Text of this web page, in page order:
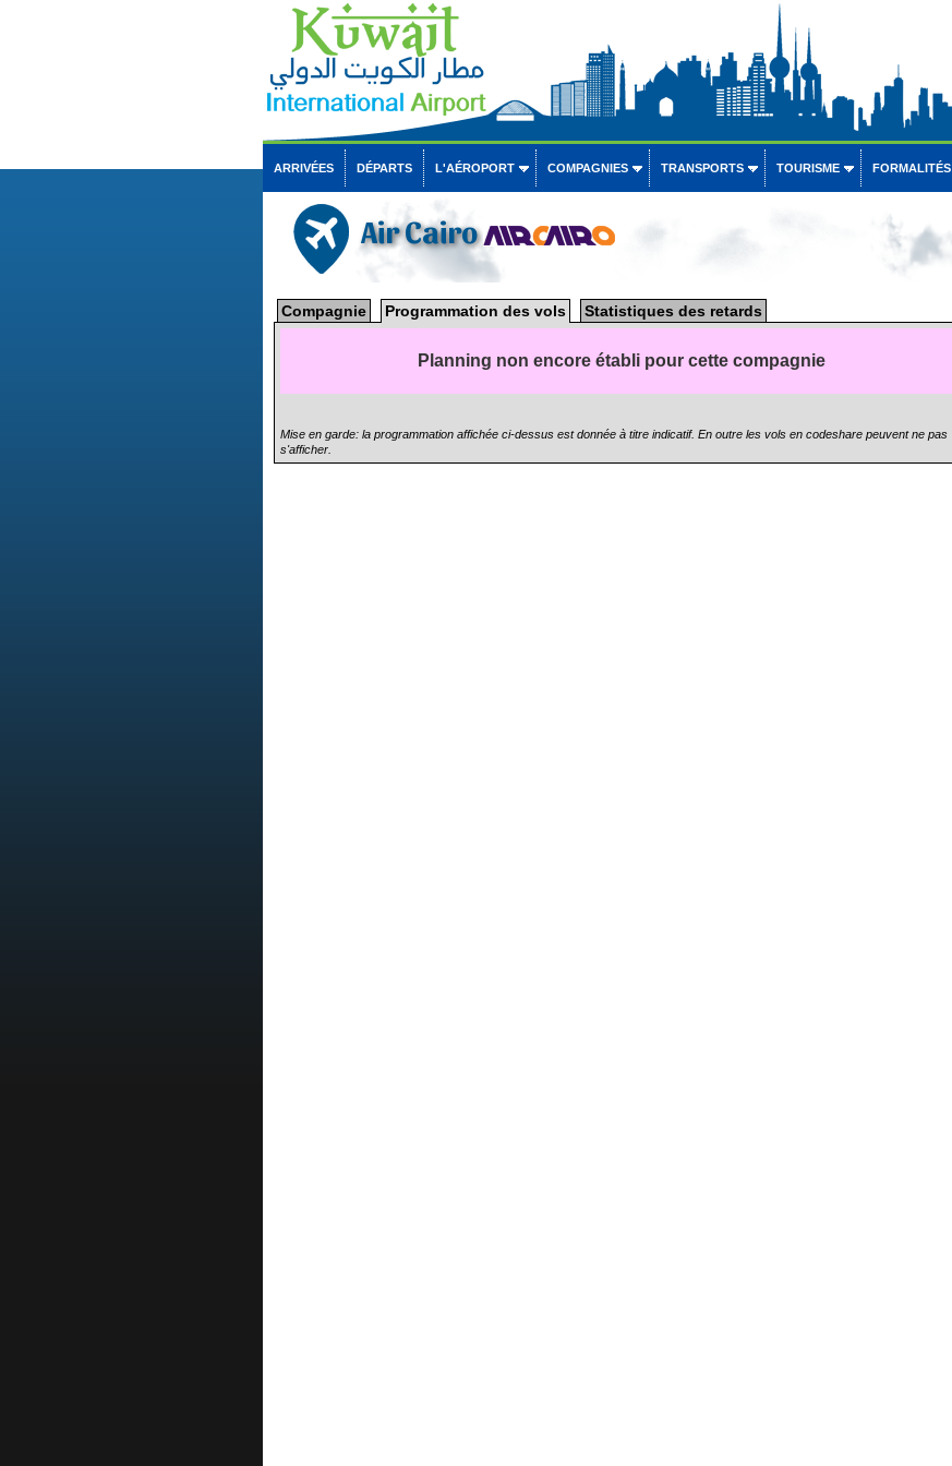
ARRIVÉES DÉPARTS L'AÉROPORT COMPAGNIES TRANSPORTS TOURISME FORMALITÉS
Air Cairo
Compagnie Programmation des vols Statistiques des retards
Planning non encore établi pour cette compagnie
Mise en garde: la programmation affichée ci-dessus est donnée à titre indicatif. En outre les vols en codeshare peuvent ne pas
s'afficher.